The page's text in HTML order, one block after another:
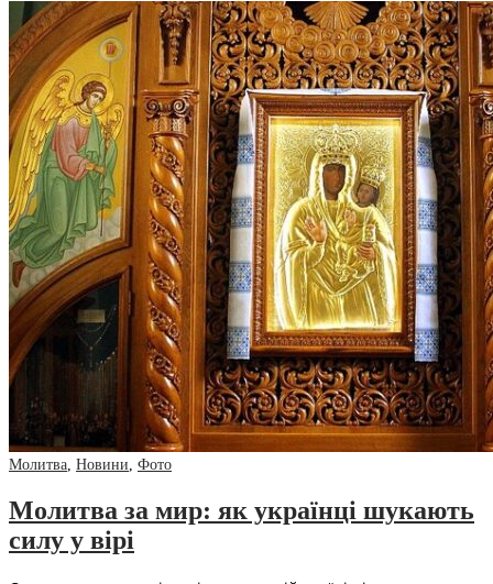
Молитва Новини Фото
Молитва за мир: як українці шукають
силу у вірі